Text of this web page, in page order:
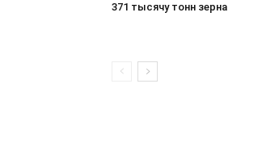
371 тысячу тонн зерна